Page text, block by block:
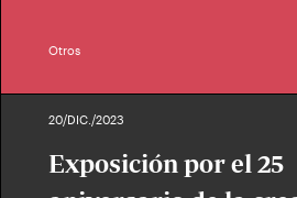
Otros
20/DIC./2023
Exposición por el 25